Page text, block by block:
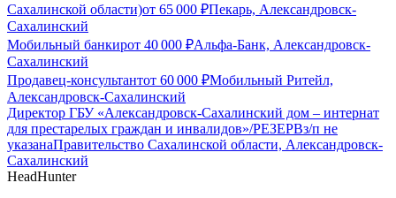
Сахалинской области)от 65 000 ₽Пекарь, Александровск-
Сахалинский
Мобильный банкирот 40 000 ₽Альфа-Банк, Александровск-
Сахалинский
Продавец-консультантот 60 000 ₽Мобильный Ритейл,
Александровск-Сахалинский
Директор ГБУ «Александровск-Сахалинский дом – интернат
для престарелых граждан и инвалидов»/РЕЗЕРВз/п не
указанаПравительство Сахалинской области, Александровск-
Сахалинский
HeadHunter